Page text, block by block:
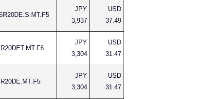
JPY
3,937
USD
37.49
JPY
3,304
USD
31.47
JPY
3,304
USD
31.47